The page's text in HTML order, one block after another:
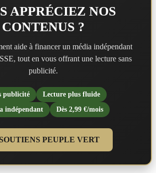
APPRÉCIEZ NOS
CONTENUS ?
aide à financer un média indépendant
tout en vous offrant une lecture sans
publicité.
publicité
Lecture plus fluide
indépendant
Dès 2,99 €/mois
PEUPLE VERT